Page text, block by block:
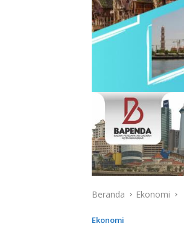
Beranda Ekonomi
Ekonomi